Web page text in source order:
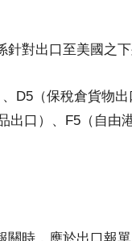
對出口至美國之下
D5（保稅倉貨物
口）、F5（自由